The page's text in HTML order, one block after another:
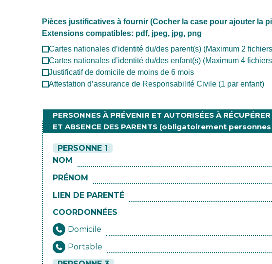
Pièces justificatives à fournir (Cocher la case pour ajouter la
Extensions compatibles: pdf, jpeg, jpg, png
Cartes nationales d’identité du/des parent(s) (Maximum 2
Cartes nationales d’identité du/des enfant(s) (Maximum 4
Justificatif de domicile de moins de 6 mois
Attestation d’assurance de Responsabilité Civile (1 par enfant)
PERSONNES À PRÉVENIR ET AUTORISÉES À RÉCUPÉRER
ET ABSENCE DES PARENTS (obligatoirement
PERSONNE 1
NOM
PRÉNOM
LIEN DE PARENTÉ
COORDONNÉES
Domicile
Portable